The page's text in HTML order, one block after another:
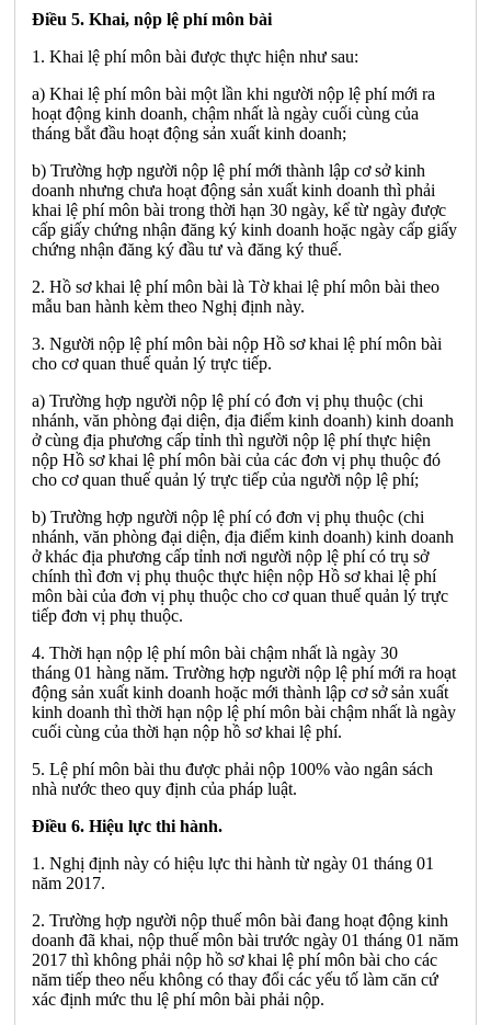
Điều 5. Khai, nộp lệ phí môn bài
1. Khai lệ phí môn bài được thực hiện như sau:
a) Khai lệ phí môn bài một lần khi người nộp lệ phí mới ra
hoạt động kinh doanh, chậm nhất là ngày cuối cùng của
tháng bắt đầu hoạt động sản xuất kinh doanh;
b) Trường hợp người nộp lệ phí mới thành lập cơ sở kinh
doanh nhưng chưa hoạt động sản xuất kinh doanh thì phải
khai lệ phí môn bài trong thời hạn 30 ngày, kể từ ngày được
cấp giấy chứng nhận đăng ký kinh doanh hoặc ngày cấp giấy
chứng nhận đăng ký đầu tư và đăng ký thuế.
2. Hồ sơ khai lệ phí môn bài là Tờkhai lệ phí môn bài theo
mẫu ban hành kèm theo Nghị định này.
3. Người nộp lệ phí môn bài nộp Hồ sơ khai lệ phí môn bài
cho cơ quan thuế quản lý trực tiếp.
a) Trường hợp người nộp lệ phí có đơn vị phụ thuộc (chi
nhánh, văn phòng đại diện, địa điểm kinh doanh) kinh doanh
ở cùng địa phương cấp tỉnh thì người nộp lệ phí thực hiện
nộp Hồ sơ khai lệ phí môn bài của các đơn vị phụ thuộc đó
cho cơ quan thuế quản lý trực tiếp của người nộp lệ phí;
b) Trường hợp người nộp lệ phí có đơn vị phụ thuộc (chi
nhánh, văn phòng đại diện, địa điểm kinh doanh) kinh doanh
ở khác địa phương cấp tỉnh nơi người nộp lệ phí có trụ sở
chính thì đơn vị phụ thuộc thực hiện nộp Hồ sơkhai lệ phí
môn bài của đơn vị phụ thuộc cho cơ quan thuế quản lý trực
tiếp đơn vị phụ thuộc.
4. Thời hạn nộp lệ phí môn bài chậm nhất là ngày 30
tháng 01 hàng năm. Trường hợp người nộp lệ phí mới ra hoạt
động sản xuất kinh doanh hoặc mới thành lập cơ sở sản xuất
kinh doanh thì thời hạn nộp lệ phí môn bài chậm nhất là ngày
cuối cùng của thời hạn nộp hồ sơ khai lệ phí.
5. Lệ phí môn bài thu được phải nộp 100% vào ngân sách
nhà nước theo quy định của pháp luật.
Điều 6. Hiệu lực thi hành.
1. Nghị định này có hiệu lực thi hành từ ngày 01 tháng 01
năm 2017.
2. Trường hợp người nộp thuế môn bài đang hoạt động kinh
doanh đã khai, nộp thuế môn bài trước ngày 01 tháng 01 năm
2017 thì không phải nộp hồ sơ khai lệ phí môn bài cho các
năm tiếp theo nếu không có thay đổi các yếu tố làm căn cứ
xác định mức thu lệ phí môn bài phải nộp.